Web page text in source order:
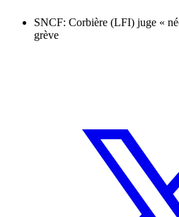
SNCF: Corbière (LFI) juge «
grève